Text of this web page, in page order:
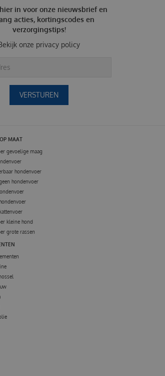
in voor onze nieuwsbrief en
acties, kortingscodes en
verzorgingstips!
onze privacy policy
MAAT
gevoelige maag
hondenvoer
hondenvoer
kleine hond
grote rassen